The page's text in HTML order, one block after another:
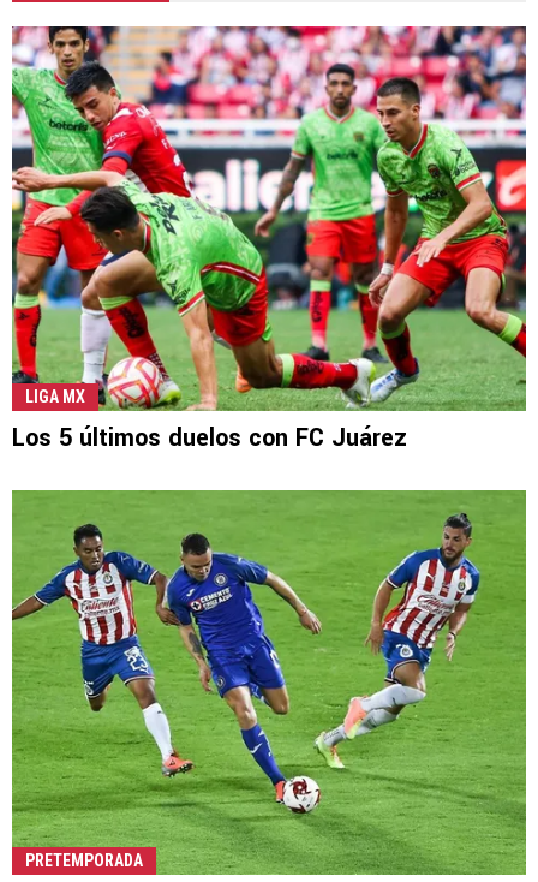
LIGA MX
Los 5 últimos duelos con FC Juárez
PRETEMPORADA